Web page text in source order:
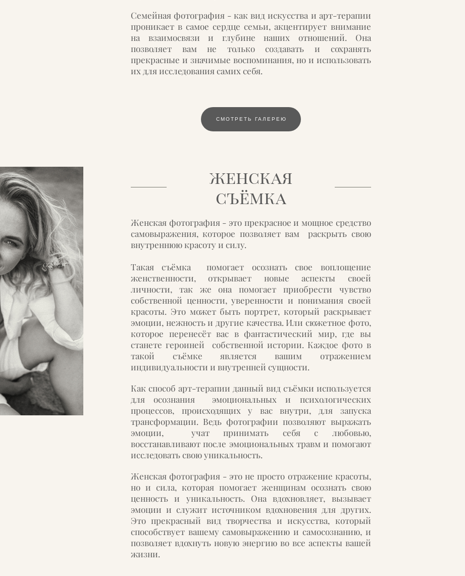
Семейная фотография - как вид искусства и арт-терапии
проникает в самое сердце семьи, акцентирует внимание
на взаимосвязи и глубине наших отношений. Она
позволяет вам не только создавать и сохранять
прекрасные и значимые воспоминания, но и использовать
их для исследования самих себя.
СМОТРЕТЬ ГАЛЕРЕЮ
женская
съёмка
Женская фотография - это прекрасное и мощное средство
самовыражения, которое позволяет вам раскрыть свою
внутреннюю красоту и силу.
Такая съёмка помогает осознать свое воплощение
женственности, открывает новые аспекты своей
личности, так же она помогает приобрести чувство
собственной ценности, уверенности и понимания своей
красоты. Это может быть портрет, который раскрывает
эмоции, нежность и другие качества. Или сюжетное фото,
которое перенесёт вас в фантастический мир, где вы
станете героиней собственной истории. Каждое фото в
такой съёмке является вашим отражением
индивидуальности и внутренней сущности.
Как способ арт-терапии данный вид съёмки используется
для осознания эмоциональных и психологических
процессов, происходящих у вас внутри, для запуска
трансформации. Ведь фотографии позволяют выражать
эмоции, учат принимать себя с любовью,
восстанавливают после эмоциональных травм и помогают
исследовать свою уникальность.
Женская фотография - это не просто отражение красоты,
но и сила, которая помогает женщинам осознать свою
ценность и уникальность. Она вдохновляет, вызывает
эмоции и служит источником вдохновения для других.
Это прекрасный вид творчества и искусства, который
способствует вашему самовыражению и самосознанию, и
позволяет вдохнуть новую энергию во все аспекты вашей
жизни.